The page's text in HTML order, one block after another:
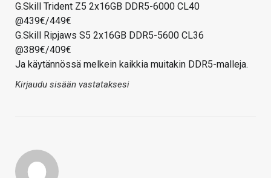
G.Skill Trident Z5 2x16GB DDR5-6000 CL40
@439€/449€
G.Skill Ripjaws S5 2x16GB DDR5-5600 CL36
@389€/409€
Ja käytännössä melkein kaikkia muitakin DDR5-malleja.
Kirjaudu sisään vastataksesi